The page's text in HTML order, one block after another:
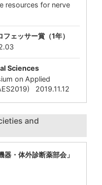
resources for nerve
ェッサー賞（1年）
Sciences
on Applied
2019.11.12
and
・体外診断薬部会」